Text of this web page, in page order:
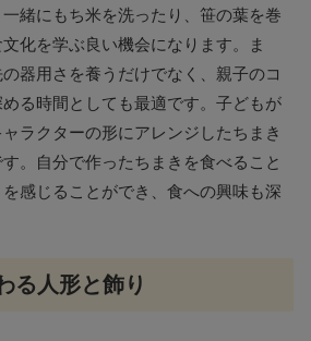
緒にもち米を洗ったり、笹の葉を巻
化を学ぶ良い機会になります。ま
器用さを養うだけでなく、親子のコ
る時間としても最適です。子どもが
ラクターの形にアレンジしたちまき
。自分で作ったちまきを食べること
感じることができ、食への興味も深
る人形と飾り